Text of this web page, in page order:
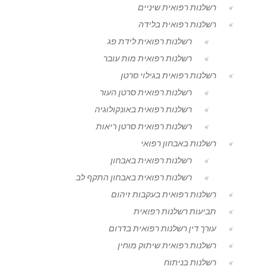
רשלנות רפואית שיניים
רשלנות רפואית בלידה
רשלנות רפואית לידת פג
רשלנות רפואית מות עובר
רשלנות רפואית בגילוי סרטן
רשלנות רפואית סרטן העור
רשלנות רפואית באונקולוגיה
רשלנות רפואית סרטן ריאות
רשלנות באבחון רפואי
רשלנות רפואית באבחון
רשלנות רפואית באבחון התקף לב
רשלנות רפואית בעקבות זיהום
תביעות רשלנות רפואית
עורך דין רשלנות רפואית בדרום
רשלנות רפואית שיתוק מוחין
רשלנות בניתוח